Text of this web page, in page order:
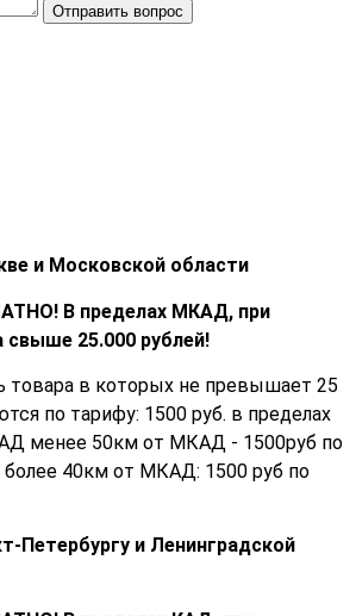
Отправить вопрос
и Московской области
В пределах МКАД, при
cвыше 25.000 рублей!
товара в которых не превышает 25
по тарифу: 1500 руб. в пределах
менее 50км от МКАД - 1500руб по
более 40км от МКАД: 1500 руб по
Петербургу и Ленинградской